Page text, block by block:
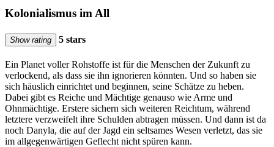
Kolonialismus im All
Show rating 5 stars
Ein Planet voller Rohstoffe ist für die Menschen der Zukunft zu
verlockend, als dass sie ihn ignorieren könnten. Und so haben sie
sich häuslich einrichtet und beginnen, seine Schätze zu heben.
Dabei gibt es Reiche und Mächtige genauso wie Arme und
Ohnmächtige. Erstere sichern sich weiteren Reichtum, während
letztere verzweifelt ihre Schulden abtragen müssen. Und dann ist da
noch Danyla, die auf der Jagd ein seltsames Wesen verletzt, das sie
im allgegenwärtigen Geflecht nicht spüren kann.